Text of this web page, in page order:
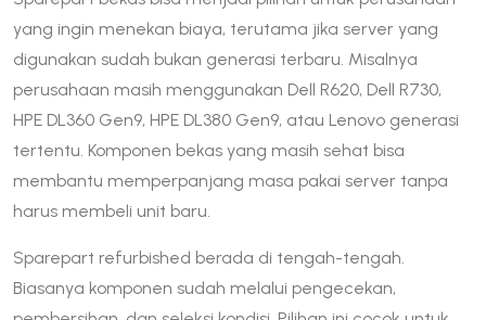
yang ingin menekan biaya, terutama jika server yang
digunakan sudah bukan generasi terbaru. Misalnya
perusahaan masih menggunakan Dell R620, Dell R730,
HPE DL360 Gen9, HPE DL380 Gen9, atau Lenovo generasi
tertentu. Komponen bekas yang masih sehat bisa
membantu memperpanjang masa pakai server tanpa
harus membeli unit baru.
Sparepart refurbished berada di tengah-tengah.
Biasanya komponen sudah melalui pengecekan,